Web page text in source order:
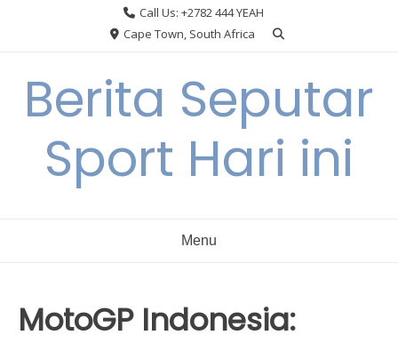
Call Us: +2782 444 YEAH
Cape Town, South Africa
Berita Seputar
Sport Hari ini
Menu
MotoGP Indonesia: